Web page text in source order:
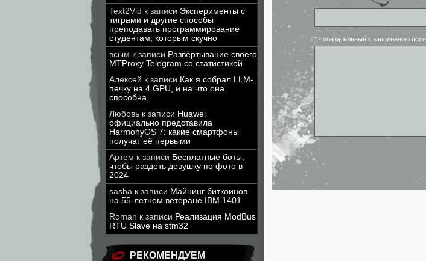
Text2Vid к записи Эксперименты с
тиграми и другие способы
преподавать программирование
студентам, которым скучно
всым к записи Развёртывание своего
MTProxy Telegram со статистикой
Алексей к записи Как я собрал LLM-
печку на 4 GPU, и на что она
способна
Любовь к записи Huawei
официально представила
HarmonyOS 7: какие смартфоны
получат её первыми
Артем к записи Бесплатные боты,
чтобы раздеть девушку по фото в
2024
sasha к записи Майнинг биткоинов
на 55-летнем ветеране IBM 1401
Roman к записи Реализация ModBus
RTU Slave на stm32
РЕКОМЕНДУЕМ
* - обязательные к заполнению поля